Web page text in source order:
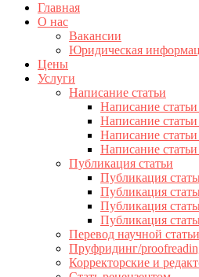
Главная
О нас
Вакансии
Юридическая
Цены
Услуги
Написание статьи
Написание
Написание
Написание
Написание
Публикация статьи
Публикация
Публикация
Публикация
Публикация
Перевод научной статьи
Пруфридинг/
Корректорские и